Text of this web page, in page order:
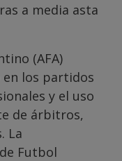
a media asta
(AFA)
los partidos
y el uso
de árbitros,
La
Futbol